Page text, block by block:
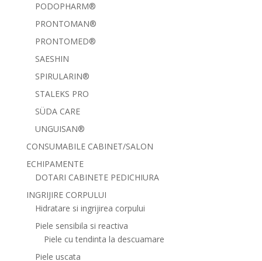
PODOPHARM®
PRONTOMAN®
PRONTOMED®
SAESHIN
SPIRULARIN®
STALEKS PRO
SÜDA CARE
UNGUISAN®
CONSUMABILE CABINET/SALON
ECHIPAMENTE
DOTARI CABINETE PEDICHIURA
INGRIJIRE CORPULUI
Hidratare si ingrijirea corpului
Piele sensibila si reactiva
Piele cu tendinta la descuamare
Piele uscata